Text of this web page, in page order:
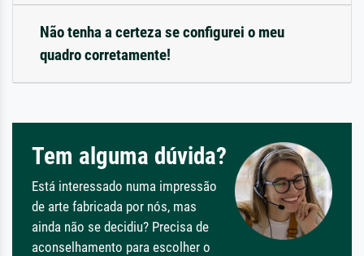
Não tenha a certeza se configurei o meu
quadro corretamente!
Tem alguma dúvida?
Está interessado numa impressão
de arte fabricada por nós, mas
ainda não se decidiu? Precisa de
aconselhamento para escolher o